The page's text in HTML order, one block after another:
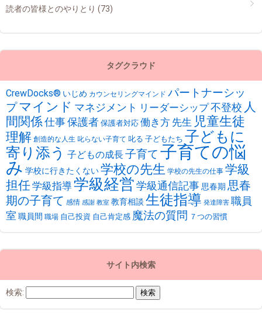
読者の皆様とのやりとり (73)
タグクラウド
CrewDocks®︎ いじめ カウンセリングマインド パートナーシッ
プマインド マネジメント リーダーシップ不登校 人
間関係 仕事保護者 保護者対応 働き方 先生 児童生徒
理解 創造的な人生 叱らない子育て 叱る 子どもたち 子どもに
寄り添う 子どもの成長子育て 子育ての悩
み 学校に行きたくない学校の先生 学校の先生の仕事 学級
担任学級指導学級経営学級通信記事思春期 思春
期の子育て 感情 感謝 教室 教育相談 生徒指導 発達障害 職員
室 職員間 職場 自己投資 自己肯定感 魔法の質問 ７つの習慣
サイト内検索
検索: